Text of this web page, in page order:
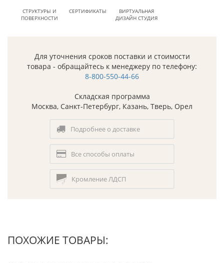
СТРУКТУРЫ И
ПОВЕРХНОСТИ
СЕРТИФИКАТЫ
ВИРТУАЛЬНАЯ
ДИЗАЙН СТУДИЯ
Для уточнения сроков поставки и стоимости
товара - обращайтесь к менеджеру по телефону:
8-800-550-44-66
Складская программа
Москва, Санкт-Петербург, Казань, Тверь, Орел
Подробнее о доставке
Все способы оплаты
Кромление ЛДСП
ПОХОЖИЕ ТОВАРЫ: